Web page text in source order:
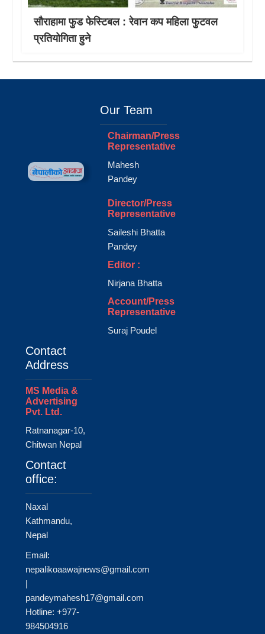
सौराहामा फुड फेस्टिबल : रेवान कप महिला फुटवल
प्रतियाेगिता हुने
Our Team
Chairman/Press
Representative
Mahesh
Pandey
Director/Press
Representative
Saileshi Bhatta
Pandey
Editor :
Nirjana Bhatta
Account/Press
Representative
Suraj Poudel
Contact
Address
MS Media &
Advertising
Pvt. Ltd.
Ratnanagar-10,
Chitwan Nepal
Contact
office:
Naxal
Kathmandu,
Nepal
Email:
nepalikoaawajnews@gmail.com
|
pandeymahesh17@gmail.com
Hotline: +977-
984504916